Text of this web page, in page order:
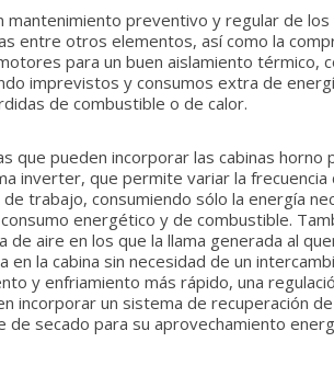
mantenimiento preventivo y regular de
entre otros elementos, así como la
para un buen aislamiento térmico,
imprevistos y consumos extra de
de combustible o de calor.
que pueden incorporar las cabinas horno
inverter, que permite variar la
trabajo, consumiendo sólo la energía
energético y de combustible.
aire en los que la llama generada al
la cabina sin necesidad de un
y enfriamiento más rápido, una
incorporar un sistema de recuperación
de secado para su aprovechamiento